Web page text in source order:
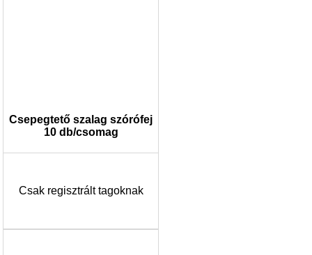
Csepegtető szalag szórófej
10 db/csomag
Csak regisztrált tagoknak